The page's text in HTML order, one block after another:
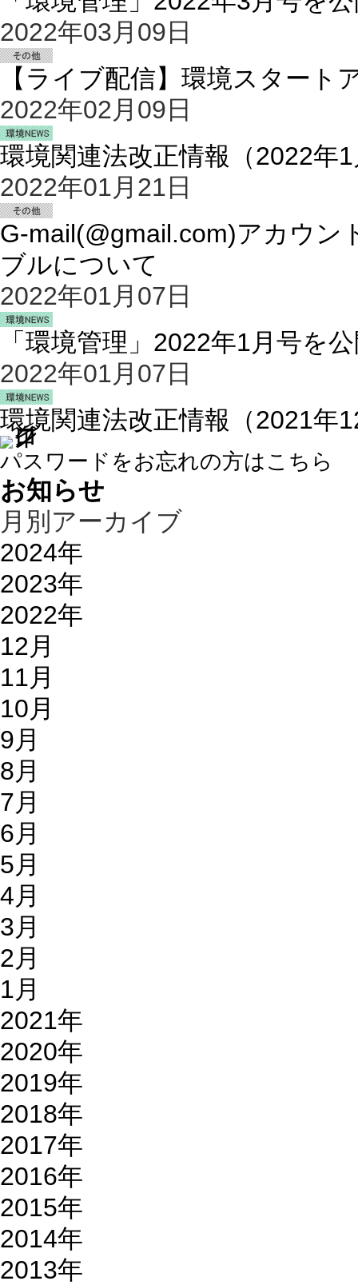
2022年03月09日
【ライブ配信】環境スタート
2022年02月09日
環境関連法改正情報（2022年
2022年01月21日
G-mail(@gmail.com)アカウン
ブルについて
2022年01月07日
「環境管理」2022年1月号を
2022年01月07日
環境関連法改正情報（2021年
パスワードをお忘れの方はこちら
お知らせ
月別アーカイブ
2024年
2023年
2022年
12月
11月
10月
9月
8月
7月
6月
5月
4月
3月
2月
1月
2021年
2020年
2019年
2018年
2017年
2016年
2015年
2014年
2013年